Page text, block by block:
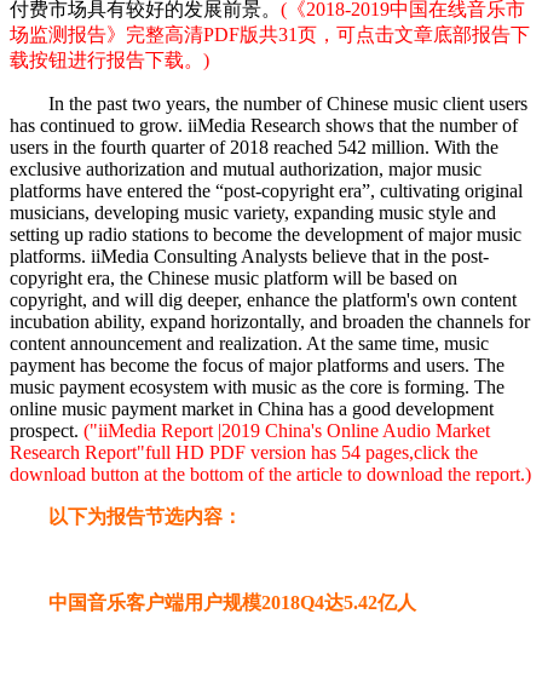
付费市场具有较好的发展前景。 (《2018-2019中国在线音乐市
场监测报告》完整高清PDF版共31页，可点击文章底部报告下
载按钮进行报告下载。)
In the past two years, the number of Chinese music client users
has continued to grow. iiMedia Research shows that the number of
users in the fourth quarter of 2018 reached 542 million. With the
exclusive authorization and mutual authorization, major music
platforms have entered the “post-copyright era”, cultivating original
musicians, developing music variety, expanding music style and
setting up radio stations to become the development of major music
platforms. iiMedia Consulting Analysts believe that in the post-
copyright era, the Chinese music platform will be based on
copyright, and will dig deeper, enhance the platform's own content
incubation ability, expand horizontally, and broaden the channels for
content announcement and realization. At the same time, music
payment has become the focus of major platforms and users. The
music payment ecosystem with music as the core is forming. The
online music payment market in China has a good development
prospect. ("iiMedia Report |2019 China's Online Audio Market
Research Report"full HD PDF version has 54 pages,click the
download button at the bottom of the article to download the report.)
以下为报告节选内容：
中国音乐客户端用户规模2018Q4达5.42亿人